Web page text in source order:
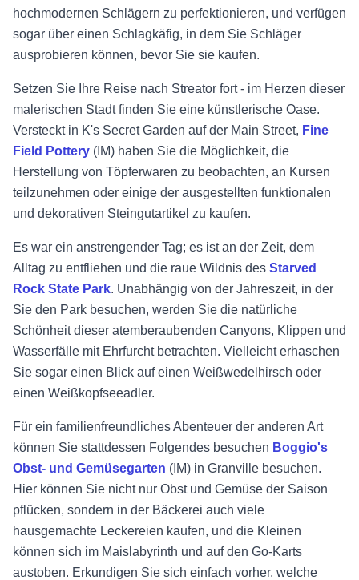
hochmodernen Schlägern zu perfektionieren, und verfügen
sogar über einen Schlagkäfig, in dem Sie Schläger
ausprobieren können, bevor Sie sie kaufen.
Setzen Sie Ihre Reise nach Streator fort - im Herzen dieser
malerischen Stadt finden Sie eine künstlerische Oase.
Versteckt in K's Secret Garden auf der Main Street, Fine
Field Pottery (IM) haben Sie die Möglichkeit, die
Herstellung von Töpferwaren zu beobachten, an Kursen
teilzunehmen oder einige der ausgestellten funktionalen
und dekorativen Steingutartikel zu kaufen.
Es war ein anstrengender Tag; es ist an der Zeit, dem
Alltag zu entfliehen und die raue Wildnis des Starved
Rock State Park. Unabhängig von der Jahreszeit, in der
Sie den Park besuchen, werden Sie die natürliche
Schönheit dieser atemberaubenden Canyons, Klippen und
Wasserfälle mit Ehrfurcht betrachten. Vielleicht erhaschen
Sie sogar einen Blick auf einen Weißwedelhirsch oder
einen Weißkopfseeadler.
Für ein familienfreundliches Abenteuer der anderen Art
können Sie stattdessen Folgendes besuchen Boggio's
Obst- und Gemüsegarten (IM) in Granville besuchen.
Hier können Sie nicht nur Obst und Gemüse der Saison
pflücken, sondern in der Bäckerei auch viele
hausgemachte Leckereien kaufen, und die Kleinen
können sich im Maislabyrinth und auf den Go-Karts
austoben. Erkundigen Sie sich einfach vorher, welche